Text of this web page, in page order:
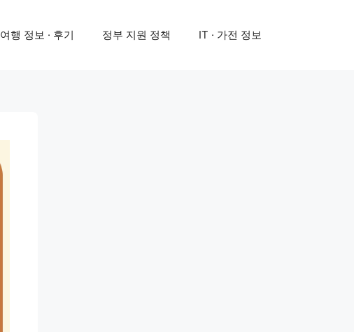
여행 정보 · 후기 정부 지원 정책 IT · 가전 정보